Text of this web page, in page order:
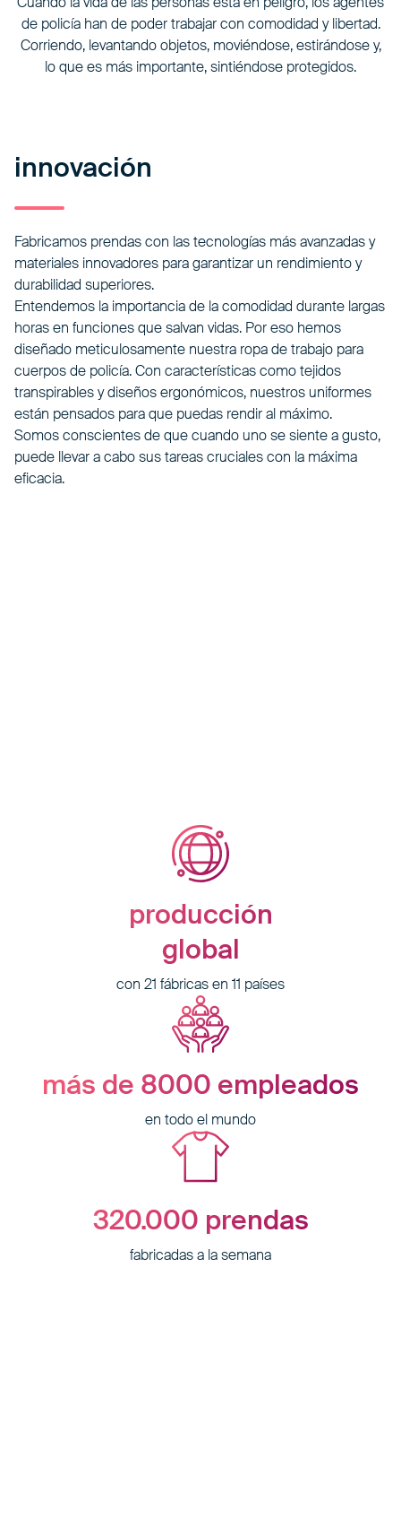
de policía han de poder trabajar con comodidad y libertad.
Corriendo, levantando objetos, moviéndose, estirándose y,
lo que es más importante, sintiéndose protegidos.
innovación
Fabricamos prendas con las tecnologías más avanzadas y
materiales innovadores para garantizar un rendimiento y
durabilidad superiores.
Entendemos la importancia de la comodidad durante largas
horas en funciones que salvan vidas. Por eso hemos
diseñado meticulosamente nuestra ropa de trabajo para
cuerpos de policía. Con características como tejidos
transpirables y diseños ergonómicos, nuestros uniformes
están pensados para que puedas rendir al máximo.
Somos conscientes de que cuando uno se siente a gusto,
puede llevar a cabo sus tareas cruciales con la máxima
eficacia.
producción
global
con 21 fábricas en 11 países
más de 8000 empleados
en todo el mundo
320.000 prendas
fabricadas a la semana